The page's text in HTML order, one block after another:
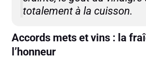
totalement à la cuisson.
Accords mets et vins : la
l’honneur